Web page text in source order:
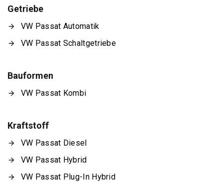
Getriebe
VW Passat Automatik
VW Passat Schaltgetriebe
Bauformen
VW Passat Kombi
Kraftstoff
VW Passat Diesel
VW Passat Hybrid
VW Passat Plug-In Hybrid